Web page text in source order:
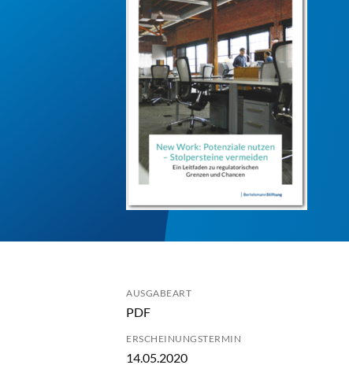
AUSGABEART
PDF
ERSCHEINUNGSTERMIN
14.05.2020